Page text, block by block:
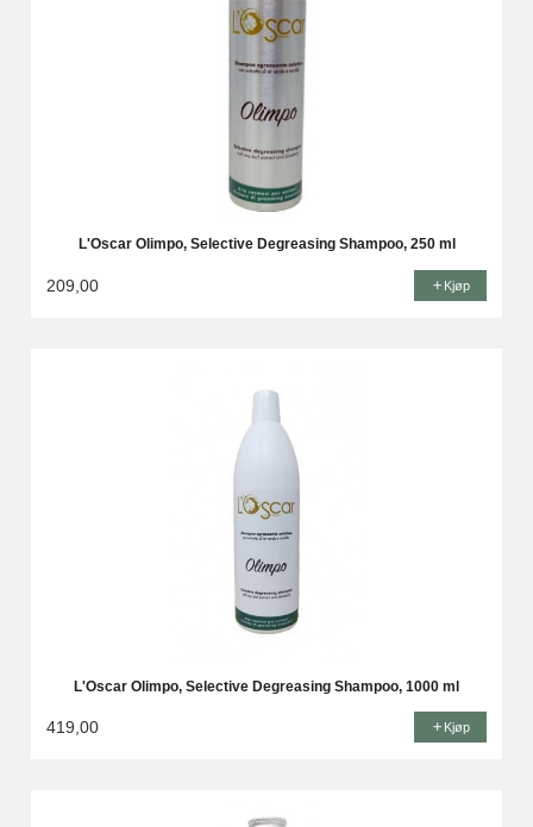
L'Oscar Olimpo, Selective Degreasing Shampoo, 250 ml
209,00 Kjøp
L'Oscar Olimpo, Selective Degreasing Shampoo, 1000 ml
419,00 Kjøp